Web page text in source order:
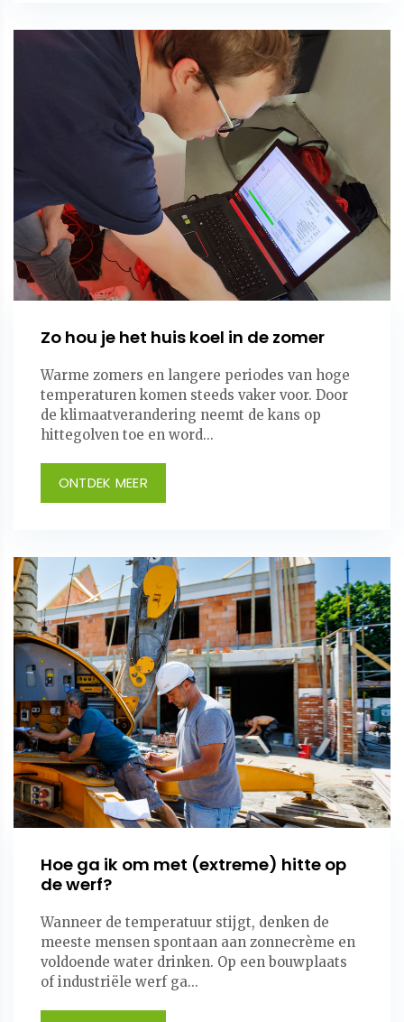
Zo hou je het huis koel in de zomer
Warme zomers en langere periodes van hoge
temperaturen komen steeds vaker voor. Door
de klimaatverandering neemt de kans op
hittegolven toe en word...
ONTDEK MEER
Hoe ga ik om met (extreme) hitte op
de werf?
Wanneer de temperatuur stijgt, denken de
meeste mensen spontaan aan zonnecrème en
voldoende water drinken. Op een bouwplaats
of industriële werf ga...